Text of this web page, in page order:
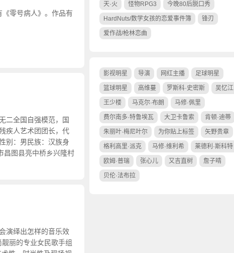
零号病人》。作品有
二全国自强模范，国
疾人艺术团团长，代
别：男民族：汉族身
昌图县亮中桥乡兴隆村
演绎出怎样的音乐效
丽的专业女民歌手组
天·火 怪物RPG3 今晚80后脱口秀
HardNuts/数学女孩的恋爱事件簿 锋刃
爱作战/枪林恋曲
影视明星 导演 网红主播 足球明星
篮球明星 高维蔓 罗斯科·史密斯 吴忆江
王少楼 马克尔·布朗 马修·佩里
费尔南多·特鲁埃瓦 大卫卡鲁索 肯顿·迪蒂
朱丽叶·梅尼叶尔 为你贴上标签 矢野贵章
格利高里·派克 马修·维利希 莱德利·斯科特
欧姆·普瑞 张心儿 又吉直树 詹子晴
贝伦·法布拉